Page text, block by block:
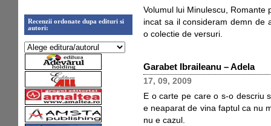
Recenzii ordonate dupa edituri si
autori:
Volumul lui Minulescu,
incat sa il consideram demn de
o colectie de versuri.
Garabet Ibraileanu – Adela
17, 09, 2009
E o carte pe care o s-o descriu
e neaparat de vina faptul ca nu
nu e cazul.